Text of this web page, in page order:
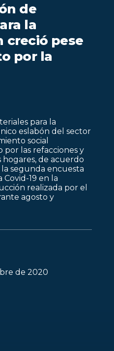
de
la
creció pese
por la
para la
eslabón del sector
social
por las refacciones y
de acuerdo
segunda encuesta
19 en la
realizada por el
agosto y
de 2020